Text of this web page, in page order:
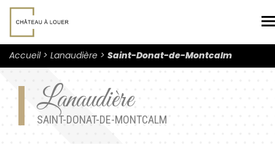
Accueil Lanaudière Saint-Donat-de-Montcalm
Lanaudière
SAINT-DONAT-DE-MONTCALM